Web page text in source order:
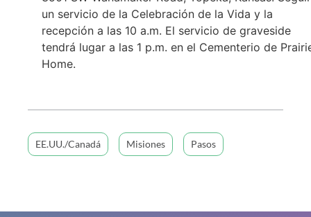
un servicio de la Celebración de la Vida y la
recepción a las 10 a.m. El servicio de graveside
tendrá lugar a las 1 p.m. en el Cementerio de
Home.
EE.UU./Canadá Misiones Pasos